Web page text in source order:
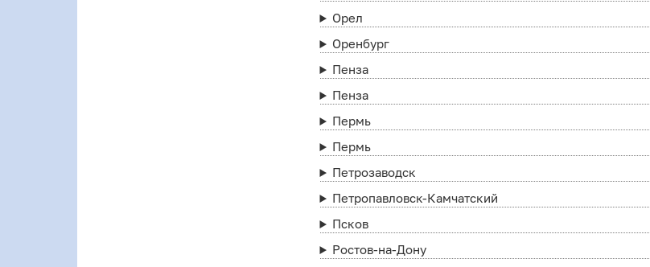
Орел
Оренбург
Пенза
Пенза
Пермь
Пермь
Петрозаводск
Петропавловск-Камчатский
Псков
Ростов-на-Дону